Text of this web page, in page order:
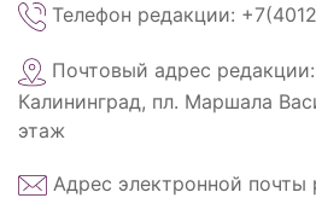
Телефон редакции:
Почтовый адрес
Калининград, пл. Маршала
этаж
Адрес электронной почты